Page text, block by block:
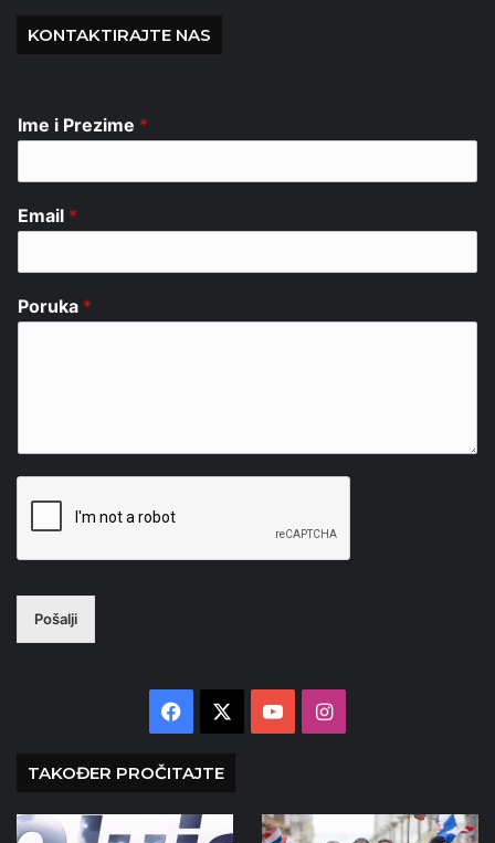
KONTAKTIRAJTE NAS
Ime i Prezime *
Email *
Poruka *
Pošalji
Facebook YouTubeInstagram
TAKOĐER PROČITAJTE